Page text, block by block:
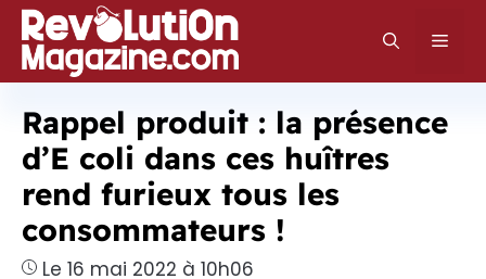
Aller
au
contenu
Rappel produit : la présence
d’E coli dans ces huîtres
rend furieux tous les
consommateurs !
Le 16 mai 2022 à 10h06